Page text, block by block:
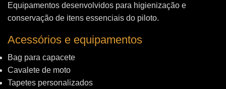
Equipamentos desenvolvidos para higienização e
conservação de itens essenciais do piloto.
Acessórios e equipamentos
Bag para capacete
Cavalete de moto
Tapetes personalizados